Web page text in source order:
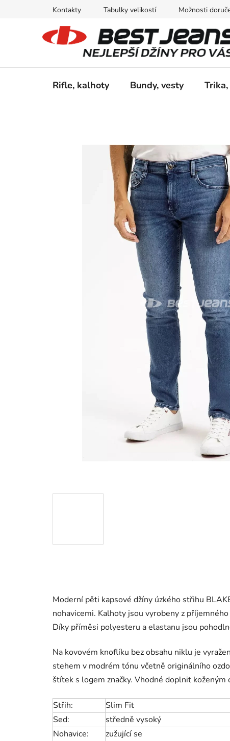
Kontakty Tabulky velikostí Možnosti
Rifle, kalhoty Bundy, vesty
Moderní pěti kapsové džíny úzkého střihu
nohavicemi. Kalhoty jsou vyrobeny z
Díky příměsi polyesteru a elastanu jsou
Na kovovém knoflíku bez obsahu niklu je
stehem v modrém tónu včetně originálního
štítek s logem značky. Vhodné doplnit koženým
Střih:
Slim Fit
Sed:
středně vysoký
Nohavice:
zužující se